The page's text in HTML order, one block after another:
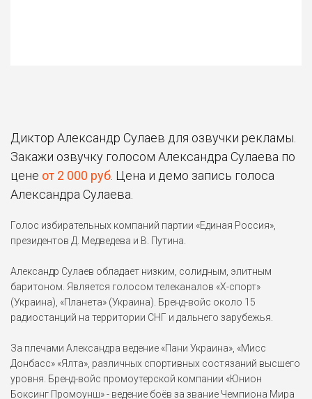
Диктор Александр Сулаев для озвучки рекламы.
Закажи озвучку голосом Александра Сулаева по
цене от 2 000 руб . Цена и демо запись голоса
Александра Сулаева.
Голос избирательных компаний партии «Единая Россия»,
президентов Д. Медведева и В. Путина.
Александр Сулаев обладает низким, солидным, элитным
баритоном. Является голосом телеканалов «Х-спорт»
(Украина), «Планета» (Украина). Бренд-войс около 15
радиостанций на территории СНГ и дальнего зарубежья.
За плечами Александра ведение «Пани Украина», «Мисс
Донбасс» «Ялта», различных спортивных состязаний высшего
уровня. Бренд-войс промоутерской компании «Юнион
Боксинг Промоунш» - ведение боёв за звание Чемпиона Мира